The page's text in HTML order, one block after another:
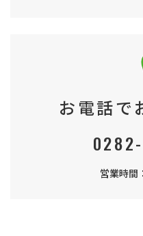
お電話で
営業時間